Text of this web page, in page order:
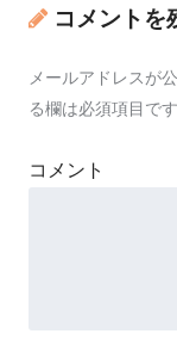
コメントを
メールアドレスが
る欄は必須項目です
コメント